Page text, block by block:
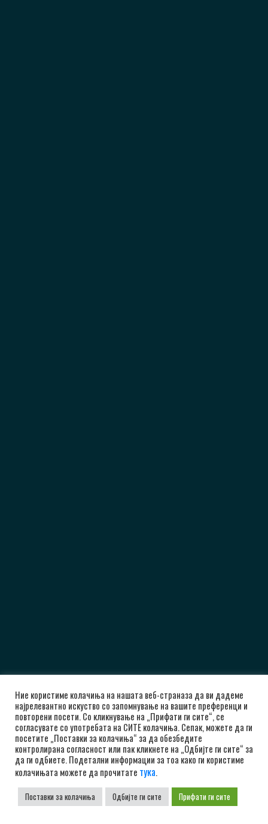
Ние користиме колачиња на нашата веб-страназа да ви дадеме
најрелевантно искуство со запомнување на вашите преференци и
повторени посети. Со кликнување на „Прифати ги сите“, се
согласувате со употребата на СИТЕ колачиња. Сепак, можете да ги
посетите „Поставки за колачиња“ за да обезбедите
контролирана согласност или пак кликнете на „Одбијте ги сите“ за
да ги одбиете. Подетални информации за тоа како ги користиме
колачињата можете да прочитате тука.
Поставки за колачиња Одбијте ги сите Прифати ги сите